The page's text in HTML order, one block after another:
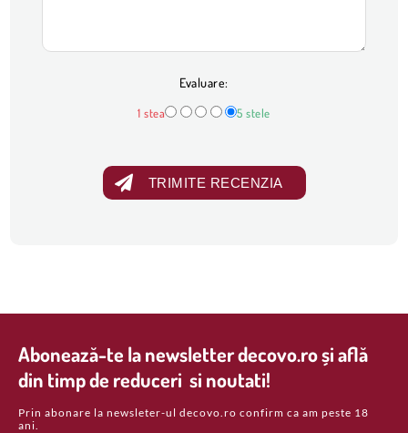
Evaluare:
1 stea 5 stele
TRIMITE RECENZIA
Abonează-te la newsletter decovo.ro și află
din timp de reduceri si noutati!
Prin abonare la newsleter-ul decovo.ro confirm ca am peste 18
ani.